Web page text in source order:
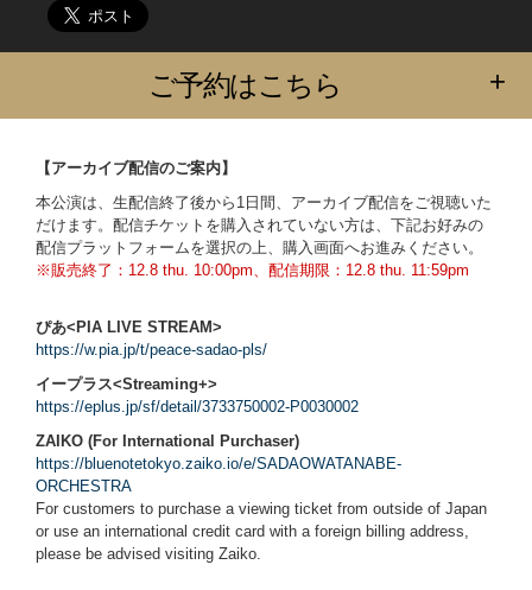
ご予約はこちら +
【アーカイブ配信のご案内】
本公演は、生配信終了後から1日間、アーカイブ配信をご視聴いた
だけます。配信チケットを購入されていない方は、下記お好みの
配信プラットフォームを選択の上、購入画面へお進みください。
※販売終了：12.8 thu. 10:00pm、配信期限：12.8 thu. 11:59pm
ぴあ<PIA LIVE STREAM>
https://w.pia.jp/t/peace-sadao-pls/
イープラス<Streaming+>
https://eplus.jp/sf/detail/3733750002-P0030002
ZAIKO (For International Purchaser)
https://bluenotetokyo.zaiko.io/e/SADAOWATANABE-
ORCHESTRA
For customers to purchase a viewing ticket from outside of Japan
or use an international credit card with a foreign billing address,
please be advised visiting Zaiko.